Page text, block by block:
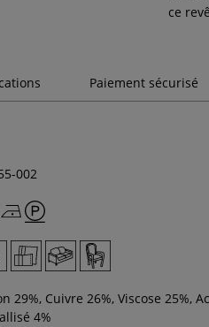
ce
Paiement sécurisé
002
29%, Cuivre 26%, Viscose 25%,
4%